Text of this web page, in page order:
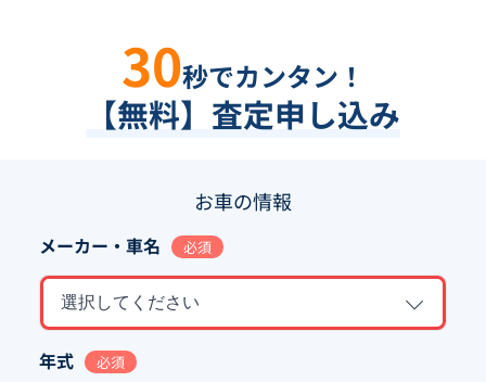
30秒でカンタン！
【無料】査定申し込み
お車の情報
メーカー・車名 必須
選択してください
年式 必須